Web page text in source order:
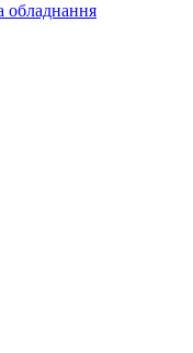
обладнання